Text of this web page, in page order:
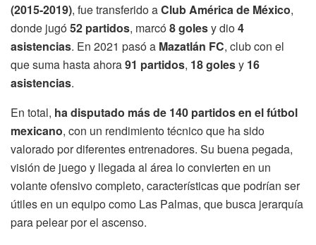
(2015-2019), fue transferido aClub América de México,
donde jugó52 partidos, marcó8 golesy dio4
asistencias. En 2021 pasó a Mazatlán FC, club con el
que suma hasta ahora91 partidos, 18 golesy 16
asistencias.
En total, ha disputado más de 140 partidos en el fútbol
mexicano, con un rendimiento técnico que ha sido
valorado por diferentes entrenadores. Su buena pegada,
visión de juego y llegada al área lo convierten en un
volante ofensivo completo, características que podrían ser
útiles en un equipo como Las Palmas, que busca jerarquía
para pelear por el ascenso.